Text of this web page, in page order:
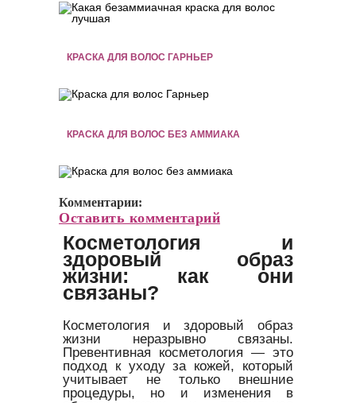
КРАСКА ДЛЯ ВОЛОС ГАРНЬЕР
КРАСКА ДЛЯ ВОЛОС БЕЗ АММИАКА
Комментарии:
Оставить комментарий
Косметология и
здоровый образ
жизни: как они
связаны?
Косметология и здоровый образ
жизни неразрывно связаны.
Превентивная косметология — это
подход к уходу за кожей, который
учитывает не только внешние
процедуры, но и изменения в